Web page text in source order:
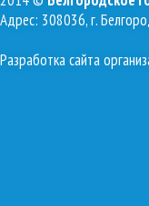
Адрес: 308036, г.
Разработка сайта